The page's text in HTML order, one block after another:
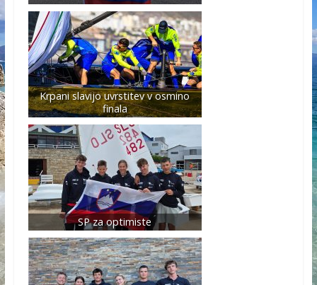
Krpani slavijo uvrstitev v osmino
finala
SP za optimiste